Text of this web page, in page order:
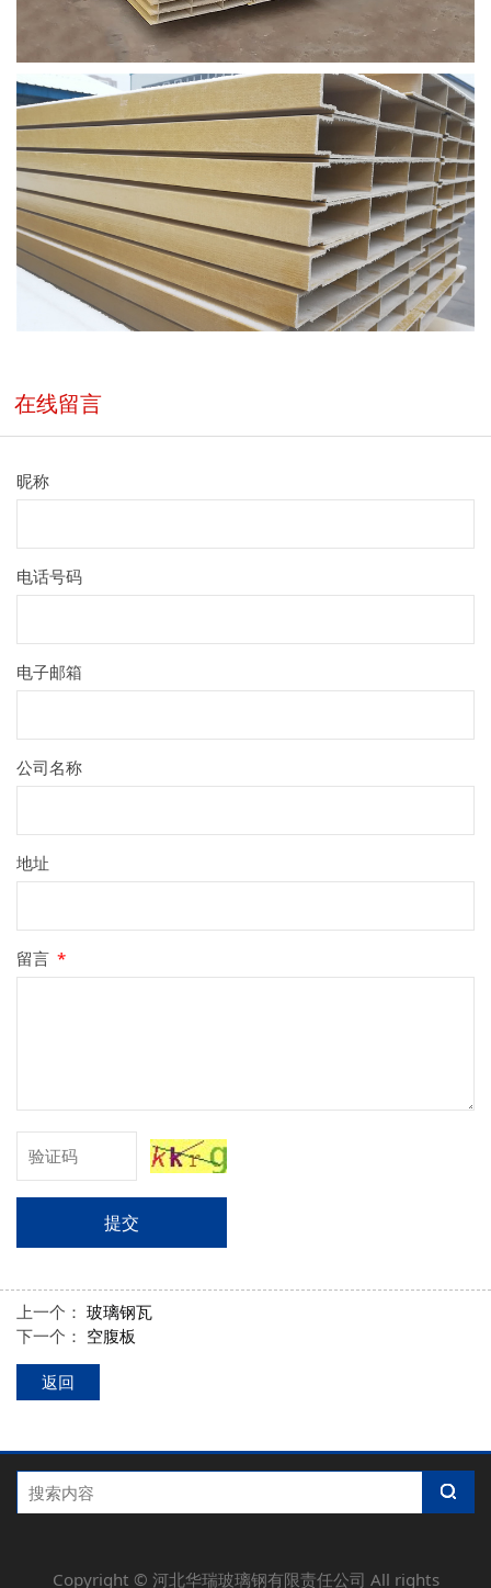
在线留言
昵称
电话号码
电子邮箱
公司名称
地址
留言 *
提交
上一个：玻璃钢瓦
下一个： 空腹板
返回
Copyright © 河北华瑞玻璃钢有限责任公司 All rights